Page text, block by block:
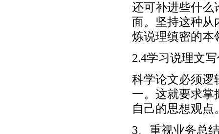
还可补进些什么
面。坚持这种从
炼说理缜密的本
2.4学习说理文
科学论文必须逻
一。这就要求掌
自己的思想观点
3、重视业务总